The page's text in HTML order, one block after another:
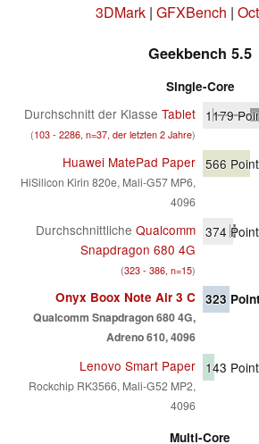
3DMark | GFXBench |
Geekbench 5.5
Single-Core
Durchschnitt der Klasse Tablet
(103 - 2286, n=37, der letzten 2 Jahre)
1179
Huawei MatePad Paper
HiSilicon Kirin 820e, Mali-G57 MP6,
4096
566
Durchschnittliche Qualcomm
Snapdragon 680 4G
(323 - 386, n=15)
374
Onyx Boox Note Air 3 C
Qualcomm Snapdragon 680 4G,
Adreno 610, 4096
323
Lenovo Smart Paper
Rockchip RK3566, Mali-G52 MP2,
4096
143
Multi-Core